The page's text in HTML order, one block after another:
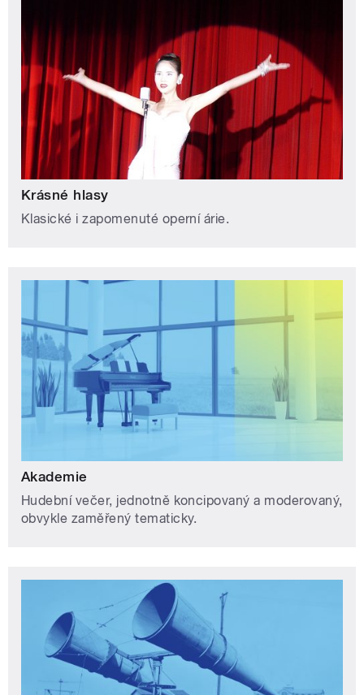
Krásné hlasy
Klasické i zapomenuté operní árie.
Akademie
Hudební večer, jednotně koncipovaný a moderovaný,
obvykle zaměřený tematicky.